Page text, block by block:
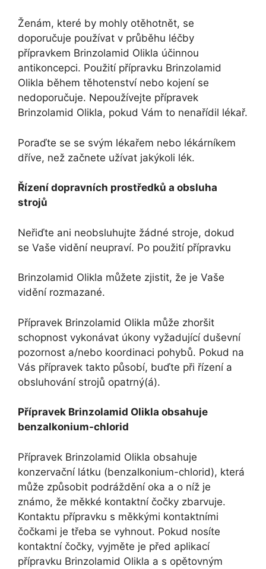
Ženám, které by mohly otěhotnět, se
doporučuje používat v průběhu léčby
přípravkem Brinzolamid Olikla účinnou
antikoncepci. Použití přípravku Brinzolamid
Olikla během těhotenství nebo kojení se
nedoporučuje. Nepoužívejte přípravek
Brinzolamid Olikla, pokud Vám to nenařídil lékař.
Poraďte se se svým lékařem nebo lékárníkem
dříve, než začnete užívat jakýkoli lék.
Řízení dopravních prostředků a obsluha
strojů
Neřiďte ani neobsluhujte žádné stroje, dokud
se Vaše vidění neupraví. Po použití přípravku
Brinzolamid Olikla můžete zjistit, že je Vaše
vidění rozmazané.
Přípravek Brinzolamid Olikla může zhoršit
schopnost vykonávat úkony vyžadující duševní
pozornost a/nebo koordinaci pohybů. Pokud na
Vás přípravek takto působí, buďte při řízení a
obsluhování strojů opatrný(á).
Přípravek Brinzolamid Olikla obsahuje
benzalkonium-chlorid
Přípravek Brinzolamid Olikla obsahuje
konzervační látku (benzalkonium-chlorid), která
může způsobit podráždění oka a o níž je
známo, že měkké kontaktní čočky zbarvuje.
Kontaktu přípravku s měkkými kontaktními
čočkami je třeba se vyhnout. Pokud nosíte
kontaktní čočky, vyjměte je před aplikací
přípravku Brinzolamid Olikla a s opětovným